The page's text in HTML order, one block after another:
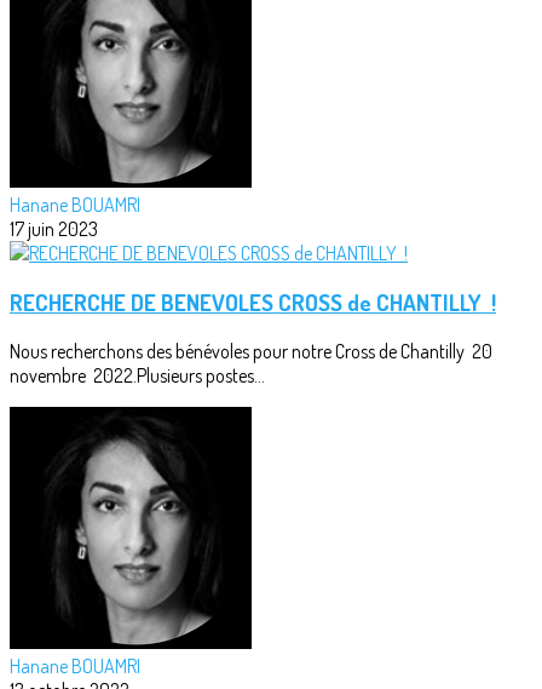
Hanane BOUAMRI
17 juin 2023
RECHERCHE DE BENEVOLES CROSS de CHANTILLY !
Nous recherchons des bénévoles pour notre Cross de Chantilly 20
novembre 2022.Plusieurs postes...
Hanane BOUAMRI